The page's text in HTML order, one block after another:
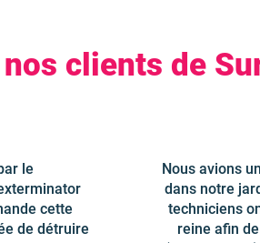
clients de
le
cette
de détruire
Nous avions
dans notre
techniciens
reine afin